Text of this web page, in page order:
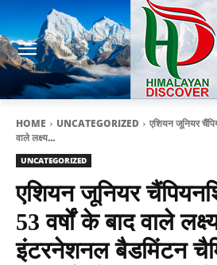
HOME UNCATEGORIZED
एशियन जूनियर
वाले लक्ष्य...
UNCATEGORIZED
एशियन जूनियर
53 वर्षों के बाद वाले
इंटरनेशनल बैडमिंटन